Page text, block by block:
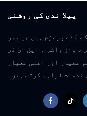
پیلا ندی کی روشنی
لئے پرعزم ہیں جن میں
، وال واشر ، ایل ای ڈی
معیار اور اعلی معیار
خدمات فراہم کرتے ہیں۔